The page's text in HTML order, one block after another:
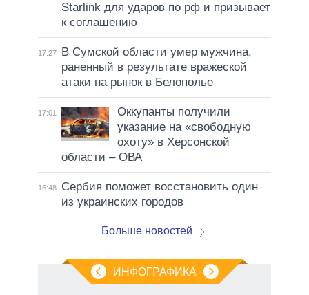
Starlink для ударов по рф и призывает
к соглашению
17:27
В Сумской области умер мужчина,
раненный в результате вражеской
атаки на рынок в Белополье
17:01
Оккупанты получили
указание на «свободную
охоту» в Херсонской
области – ОВА
16:48
Сербия поможет восстановить один
из украинских городов
Больше новостей
ИНФОГРАФИКА